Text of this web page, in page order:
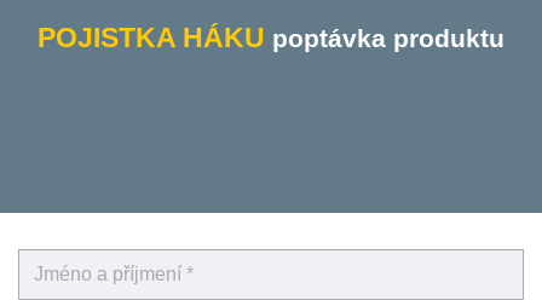
POJISTKA HÁKU poptávka produktu